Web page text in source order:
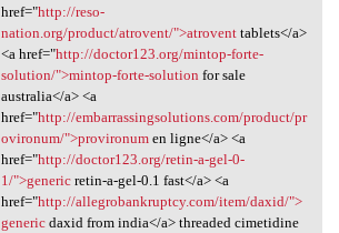
href="http://reso-
nation.org/product/atrovent/">atroventtablets</a>
<a href="http://doctor123.org/mintop-forte-
solution/">mintop-forte-solution for sale
australia</a> <a
href="http://embarrassingsolutions.com/product/pr
ovironum/">provironumen ligne</a> <a
href="http://doctor123.org/retin-a-gel-0-
1/">genericretin-a-gel-0.1 fast</a> <a
href="http://allegrobankruptcy.com/item/daxid/">
genericdaxid from india</a> threaded cimetidine